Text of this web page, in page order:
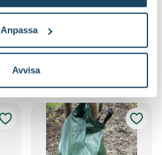
Anpassa
Avvisa
Juteband
Blomsterlandet
59 90
Välj butik